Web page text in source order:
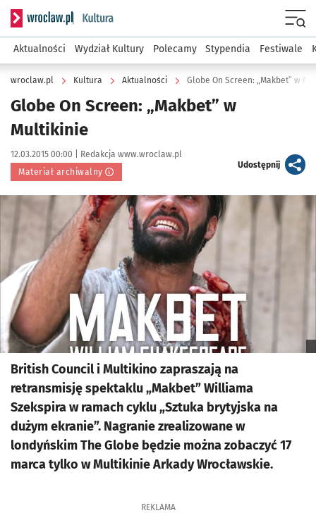
Serwis informacyjny wroclaw.pl podserwis: Kultura
Aktualności Wydział Kultury Polecamy Stypendia Festiwale
wroclaw.pl Kultura Aktualności Globe On Screen: „Makbet” w
Globe On Screen: „Makbet” w
Multikinie
Data publikacji:
12.03.2015 00:00 | Autor:
Redakcja www.wroclaw.pl
Materiał archiwalny
Udostępnijartykuł
Kliknij, aby powiększyć
British Council i Multikino zapraszają na
retransmisję spektaklu „Makbet” Williama
Szekspira w ramach cyklu „Sztuka brytyjska na
dużym ekranie”. Nagranie zrealizowane w
londyńskim The Globe będzie można zobaczyć 17
marca tylko w Multikinie Arkady Wrocławskie.
REKLAMA